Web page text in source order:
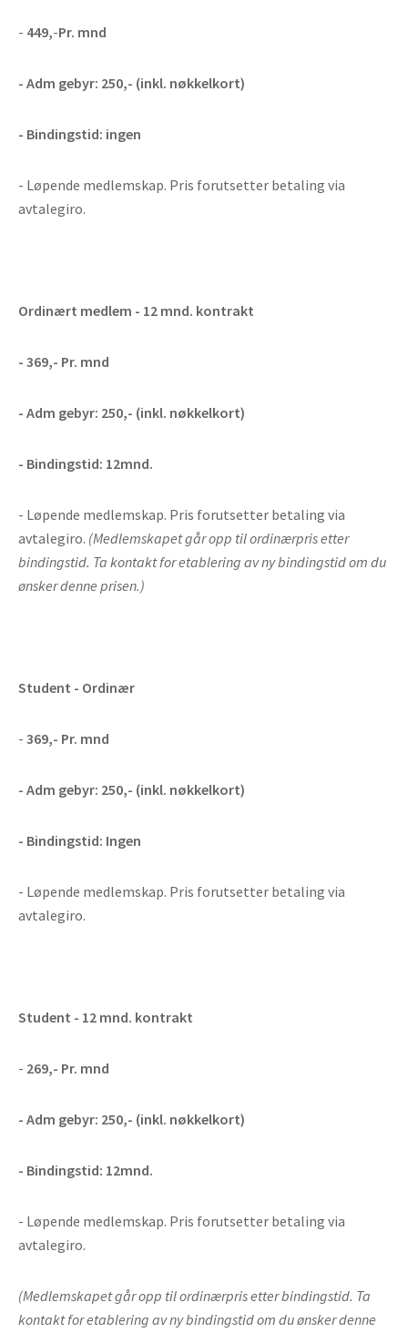
- 449,-Pr. mnd
- Adm gebyr: 250,- (inkl. nøkkelkort)
- Bindingstid: ingen
- Løpende medlemskap. Pris forutsetter betaling via
avtalegiro.
Ordinært medlem - 12 mnd. kontrakt
- 369,- Pr. mnd
- Adm gebyr: 250,- (inkl. nøkkelkort)
- Bindingstid: 12mnd.
- Løpende medlemskap. Pris forutsetter betaling via
avtalegiro. (Medlemskapet går opp til ordinærpris etter
bindingstid. Ta kontakt for etablering av ny bindingstid om du
ønsker denne prisen.)
Student - Ordinær
- 369,- Pr. mnd
- Adm gebyr: 250,- (inkl. nøkkelkort)
- Bindingstid: Ingen
- Løpende medlemskap. Pris forutsetter betaling via
avtalegiro.
Student - 12 mnd. kontrakt
- 269,- Pr. mnd
- Adm gebyr: 250,- (inkl. nøkkelkort)
- Bindingstid: 12mnd.
- Løpende medlemskap. Pris forutsetter betaling via
avtalegiro.
(Medlemskapet går opp til ordinærpris etter bindingstid. Ta
kontakt for etablering av ny bindingstid om du ønsker denne